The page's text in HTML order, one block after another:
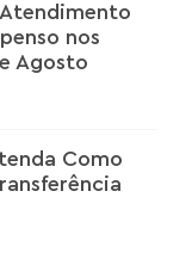
nos
Agosto
Como